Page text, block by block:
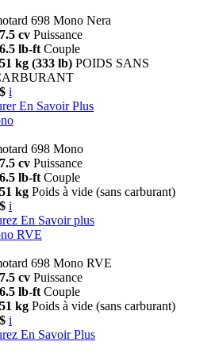
698 Mono Nera
cv Puissance
lb-ft Couple
kg (333 lb) POIDS SANS
i
En Savoir Plus
698 Mono
cv Puissance
lb-ft Couple
kg Poids à vide (sans carburant)
i
En Savoir plus
RVE
698 Mono RVE
cv Puissance
lb-ft Couple
kg Poids à vide (sans carburant)
i
En Savoir Plus